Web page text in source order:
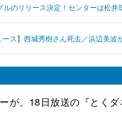
音楽
ペット
その他
ルのリリース決定！センターは松井
ース】西城秀樹さん死去／浜辺美
が、18日放送の『とく